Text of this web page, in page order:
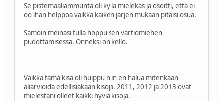
Se pistemaaliammunta oli kyllä mielekäs ja osoitti, että ei
oo ihan helppoa vaikka kaiken järjen mukaan pitäisi osua.
Samoin meinasi tulla hoppu sen vartiomiehen
pudottamisessa. Onneksi on kello.
Vaikka tämä kisa oli huippu niin en halua mitenkään
aliarvioida edellisiäkään kisoja. 2011, 2012 ja 2013 ovat
mielestäni olleet kaikki hyviä kisoja.